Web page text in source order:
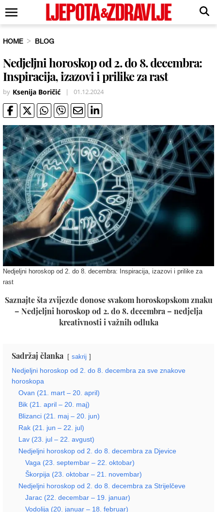
HOME BLOG
Nedjeljni horoskop od 2. do 8. decembra:
Inspiracija, izazovi i prilike za rast
by Ksenija Boričić | 01.12.2024
Nedjeljni horoskop od 2. do 8. decembra: Inspiracija, izazovi i prilike za
rast
Saznajte šta zvijezde donose svakom horoskopskom znaku
– Nedjeljni horoskop od 2. do 8. decembra – nedjelja
kreativnosti i važnih odluka
Sadržaj članka sakrij
Nedjeljni horoskop od 2. do 8. decembra za sve znakove
horoskopa
Ovan (21. mart – 20. april)
Bik (21. april – 20. maj)
Blizanci (21. maj – 20. jun)
Rak (21. jun – 22. jul)
Lav (23. jul – 22. avgust)
Nedjeljni horoskop od 2. do 8. decembra za Djevice
Vaga (23. septembar – 22. oktobar)
Škorpija (23. oktobar – 21. novembar)
Nedjeljni horoskop od 2. do 8. decembra za Strijelčeve
Jarac (22. decembar – 19. januar)
Vodolija (20. januar – 18. februar)